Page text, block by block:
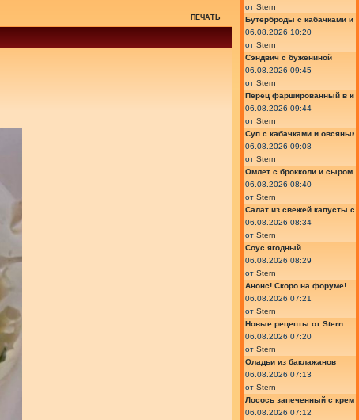
ПЕЧАТЬ
от Stern
Бутерброды с кабачками и
06.08.2026 10:20
от Stern
Сэндвич с бужениной
06.08.2026 09:45
от Stern
Перец фаршированный в
06.08.2026 09:44
от Stern
Суп с кабачками и
06.08.2026 09:08
от Stern
Омлет с брокколи и сыром
06.08.2026 08:40
от Stern
Салат из свежей капусты
06.08.2026 08:34
от Stern
Соус ягодный
06.08.2026 08:29
от Stern
Анонс! Скоро на форуме!
06.08.2026 07:21
от Stern
Новые рецепты от Stern
06.08.2026 07:20
от Stern
Оладьи из баклажанов
06.08.2026 07:13
от Stern
Лосось запеченный с
06.08.2026 07:12